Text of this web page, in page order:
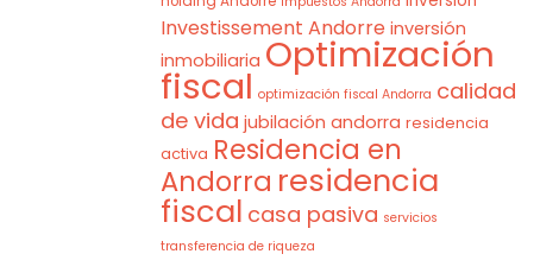
Investissement Andorre inversión
inmobiliaria Optimización
fiscal optimización fiscal Andorra calidad
de vida jubilación andorra residencia
activa Residencia en
Andorra residencia
fiscal casa pasiva servicios
transferencia de riqueza